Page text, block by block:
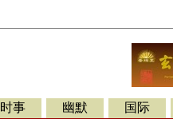
时事 幽默 国际